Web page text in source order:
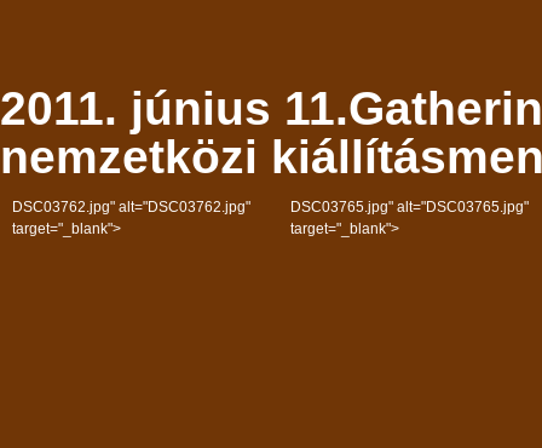
2011. június
nemzetközi
DSC03762.jpg" alt="DSC03762.jpg"
target="_blank">
DSC03765.jpg" alt="DSC03765.jpg"
target="_blank">